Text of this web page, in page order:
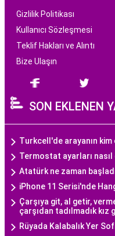
Gizlilik Politikası
Kullanıcı Sözleşmesi
Teklif Hakları ve Alıntı
Bize Ulaşın
SON EKLENEN
Turkcell'de arayanın
Termostat ayarları
Atatürk ne zaman
iPhone 11 Serisi'nde
Çarşıya git, al getir,
çarşıdan tadılmadık
Rüyada Kalabalık Yer